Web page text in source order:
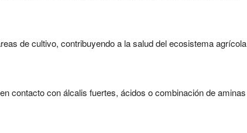
de cultivo, contribuyendo a la salud del ecosistema agrícola
contacto con álcalis fuertes, ácidos o combinación de aminas